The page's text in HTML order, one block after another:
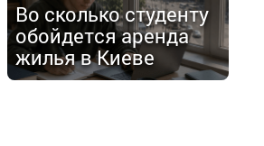
Во сколько студенту
обойдется аренда
жилья в Киеве